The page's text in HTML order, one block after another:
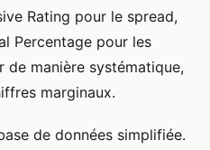
Rating pour le spread,
Percentage pour les
manière systématique,
marginaux.
de données simplifiée.